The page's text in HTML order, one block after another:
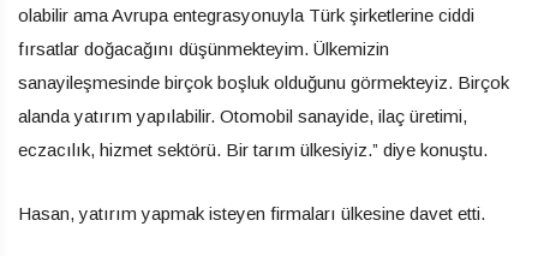
olabilir ama Avrupa entegrasyonuyla Türk şirketlerine ciddi
fırsatlar doğacağını düşünmekteyim. Ülkemizin
sanayileşmesinde birçok boşluk olduğunu görmekteyiz. Birçok
alanda yatırım yapılabilir. Otomobil sanayide, ilaç üretimi,
eczacılık, hizmet sektörü. Bir tarım ülkesiyiz.” diye konuştu.
Hasan, yatırım yapmak isteyen firmaları ülkesine davet etti.